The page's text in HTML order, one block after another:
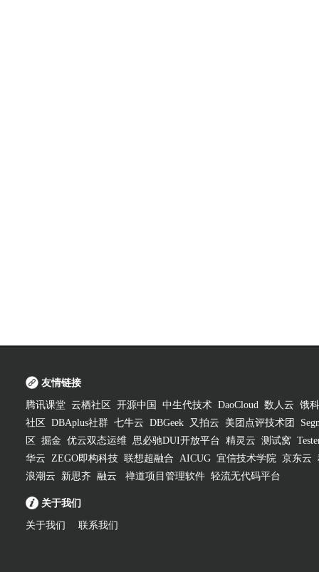
友情链接
腾讯课堂 云栖社区 开源中国 中生代技术 DaoCloud 数人云 饿
社区
DBAplus社群 七牛云 DBGeek 又拍云 美团点评技术团
区
掘金 优云双态运维 思必驰DUI开放平台 精灵云 测试窝
华云 ZEGO即构科技 联想超融合 AICUG 宜信技术学院 京东云
浪潮云
新思齐 融云 禅道项目管理软件 轻流无代码平台
关于我们
关于我们 联系我们